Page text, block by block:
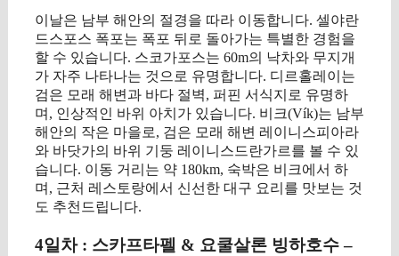
이날은 남부 해안의 절경을 따라 이동합니다. 셀야란
드스포스 폭포는 폭포 뒤로 돌아가는 특별한 경험을
할 수 있습니다. 스코가포스는 60m의 낙차와 무지개
가 자주 나타나는 것으로 유명합니다. 디르홀레이는
검은 모래 해변과 바다 절벽, 퍼핀 서식지로 유명하
며, 인상적인 바위 아치가 있습니다. 비크(Vík)는 남부
해안의 작은 마을로, 검은 모래 해변 레이니스피아라
와 바닷가의 바위 기둥 레이니스드란가르를 볼 수 있
습니다. 이동 거리는 약 180km, 숙박은 비크에서 하
며, 근처 레스토랑에서 신선한 대구 요리를 맛보는 것
도 추천드립니다.
4일차 : 스카프타펠 & 요쿨살론 빙하호수 –